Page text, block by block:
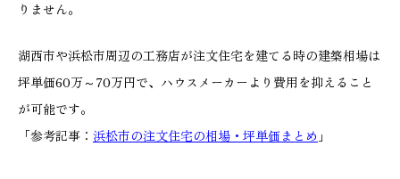
りません。
湖西市や浜松市周辺の工務店が注文住宅を建てる時の建築相場は
坪単価60万～70万円で、ハウスメーカーより費用を抑えること
が可能です。
「参考記事： 浜松市の注文住宅の相場・坪単価まとめ 」